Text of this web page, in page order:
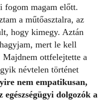
fogom magam előtt.
a műtőasztalra, az
hogy kimegy. Aztán
mert le kell
ottfelejtette a
névtelen történet
nem empatikusan,
dolgozók a